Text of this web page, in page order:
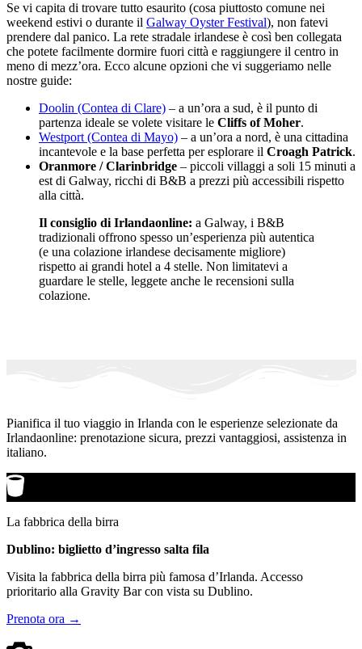
Se vi capita di trovare tutto esaurito (cosa piuttosto comune nei
weekend estivi o durante il Galway Oyster Festival), non fatevi
prendere dal panico. La rete stradale irlandese è così ben collegata
che potete facilmente dormire fuori città e raggiungere il centro in
meno di mezz’ora. Ecco alcune opzioni che vi suggeriamo nelle
nostre guide:
Doolin (Contea di Clare) – a un’ora a sud, è il punto di
partenza ideale se volete visitare le Cliffs of Moher.
Westport (Contea di Mayo) – a un’ora a nord, è una cittadina
incantevole e la base perfetta per esplorare il Croagh Patrick.
Oranmore / Clarinbridge – piccoli villaggi a soli 15 minuti a
est di Galway, ricchi di B&B a prezzi più accessibili rispetto
alla città.
Il consiglio di Irlandaonline: a Galway, i B&B
tradizionali offrono spesso un’esperienza più autentica
(e una colazione irlandese decisamente migliore)
rispetto ai grandi hotel a 4 stelle. Non limitatevi a
guardare le stelle, leggete anche le recensioni sulla
colazione.
Pianifica il tuo viaggio in Irlanda con le esperienze selezionate da
Irlandaonline: prenotazione sicura, prezzi vantaggiosi, assistenza in
italiano.
La fabbrica della birra
Dublino: biglietto d’ingresso salta fila
Visita la fabbrica della birra più famosa d’Irlanda. Accesso
prioritario alla Gravity Bar con vista su Dublino.
Prenota ora →